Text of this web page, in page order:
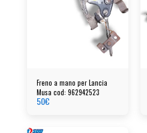
Freno a mano per Lancia
Musa cod: 962942523
50€